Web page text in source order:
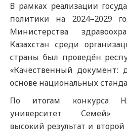
В рамках реализации
политики на 2024–2029
Министерства
Казахстан среди
страны был проведён
«Качественный документ:
основе национальных
По итогам конкурса
университет Семей»
высокий результат и